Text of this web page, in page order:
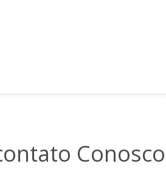
Conosco